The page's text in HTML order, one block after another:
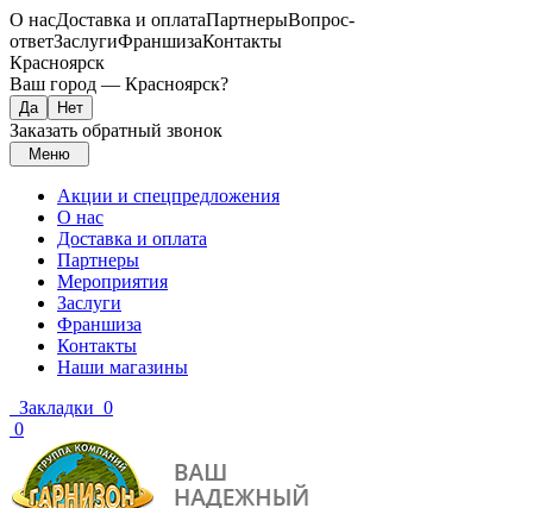
О насДоставка и оплатаПартнерыВопрос-
ответЗаслугиФраншизаКонтакты
Красноярск
Ваш город — Красноярск?
Заказать обратный звонок
Меню
Акции и спецпредложения
О нас
Доставка и оплата
Партнеры
Мероприятия
Заслуги
Франшиза
Контакты
Наши магазины
Закладки 0
0